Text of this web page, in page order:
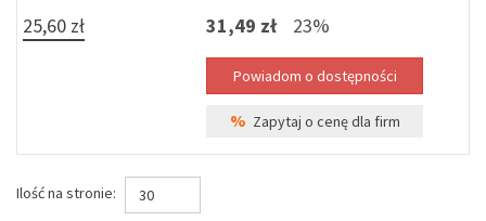
25,60 zł 31,49 zł 23%
% Zapytaj o cenę dla firm
Ilość na stronie: 30